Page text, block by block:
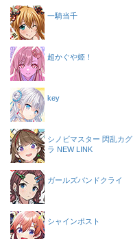
一騎当千
超かぐや姫！
key
シノビマスター 閃乱カグ
ラ NEW LINK
ガールズバンドクライ
シャインポスト